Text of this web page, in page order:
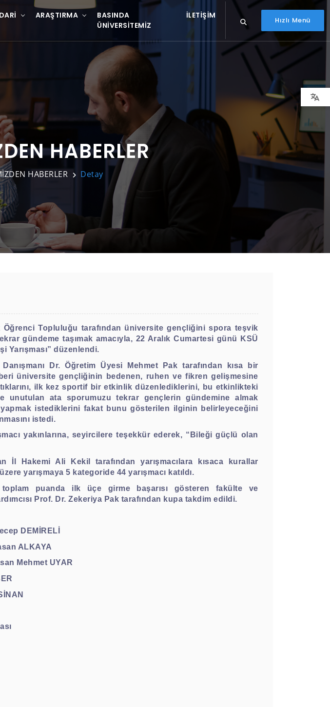
ARAŞTIRMA
BASINDA
ÜNIVERSITEMIZ
İLETIŞIM
Hızlı Menü
HABERLER
HABERLER Detay
Topluluğu tarafından üniversite gençliğini spora teşvik
gündeme taşımak amacıyla, 22 Aralık Cumartesi günü KSÜ
Yarışması” düzenlendi.
Dr. Öğretim Üyesi Mehmet Pak tarafından kısa bir
üniversite gençliğinin bedenen, ruhen ve fikren gelişmesine
ilk kez sportif bir etkinlik düzenlediklerini, bu etkinlikteki
ata sporumuzu tekrar gençlerin gündemine almak
istediklerini fakat bunu gösterilen ilginin belirleyeceğini
istedi.
yakınlarına, seyircilere teşekkür ederek, “Bileği güçlü olan
İl Hakemi Ali Kekil tarafından yarışmacılara kısaca kurallar
yarışmaya 5 kategoride 44 yarışmacı katıldı.
toplam puanda ilk üçe girme başarısı gösteren fakülte ve
Prof. Dr. Zekeriya Pak tarafından kupa takdim edildi.
DEMİRELİ
ALKAYA
Mehmet UYAR